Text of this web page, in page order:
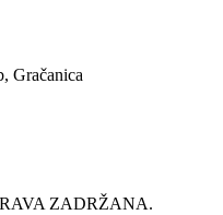
Gračanica
ZADRŽANA.